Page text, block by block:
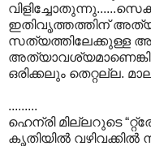
ഇതിവൃത്തത്തിന്
സത്യത്തിലേക്കുള്ള
ഒരിക്കലും തെറ്റല്ല.
.........
ഹെന്രി മില്ലറുടെ
കൃതിയില്‍ വഴിവക്കില്‍